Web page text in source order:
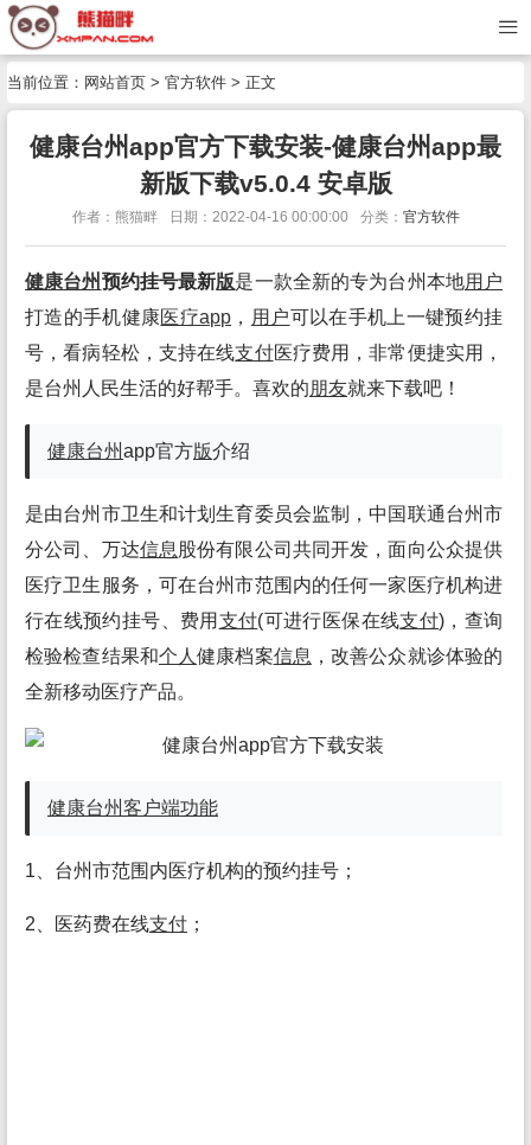
当前位置： 网站首页 > 官方软件 > 正文
健康台州app官方下载安装-健康台州app最
新版下载v5.0.4 安卓版
作者：熊猫畔 日期：2022-04-16 00:00:00 分类： 官方软件
健康台州 预约挂号最新版是一款全新的专为台州本地用户
打造的手机健康医疗app ， 用户可以在手机上一键预约挂
号，看病轻松，支持在线支付医疗费用，非常便捷实用，
是台州人民生活的好帮手。喜欢的朋友就来下载吧！
健康台州app官方版介绍
是由台州市卫生和计划生育委员会监制，中国联通台州市
分公司、万达信息 股份有限公司共同开发，面向公众提供
医疗卫生服务，可在台州市范围内的任何一家医疗机构进
行在线预约挂号、费用 支付(可进行医保在线支付)，查询
检验检查结果和个人健康档案信息 ，改善公众就诊体验的
全新移动医疗产品。
健康台州客户端功能
1、台州市范围内医疗机构的预约挂号；
2、医药费在线支付 ；